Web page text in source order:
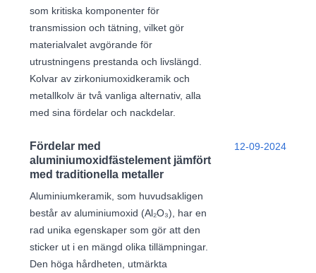
som kritiska komponenter för
transmission och tätning, vilket gör
materialvalet avgörande för
utrustningens prestanda och livslängd.
Kolvar av zirkoniumoxidkeramik och
metallkolv är två vanliga alternativ, alla
med sina fördelar och nackdelar.
Fördelar med
aluminiumoxidfästelement jämfört
med traditionella metaller
Aluminiumkeramik, som huvudsakligen
består av aluminiumoxid (Al₂O₃), har en
rad unika egenskaper som gör att den
sticker ut i en mängd olika tillämpningar.
Den höga hårdheten, utmärkta
12-09-2024